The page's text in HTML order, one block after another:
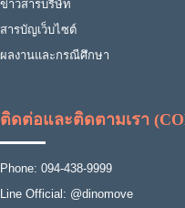
ข่าวสารบริษัท
สารบัญเว็บไซต์
ผลงานและกรณีศึกษา
ติดต่อและติดตามเรา
Phone: 094-438-9999
Line Official: @dinomove